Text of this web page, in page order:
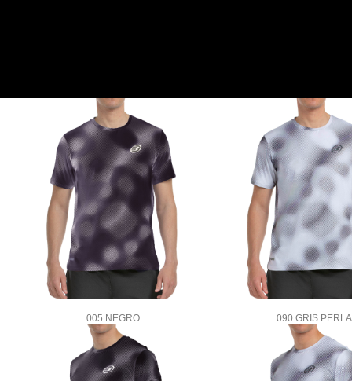
005 NEGRO 090 GRIS PERLA